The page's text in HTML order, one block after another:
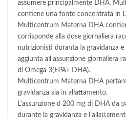
assumere principalmente DHA.
contiene una fonte concentrata in
Multicentrum Materna DHA
corrisponde alla dose giornaliera
nutrizionisti duranta la gravidanza
aggiunta all'assunzione giornaliera
di Omega 3(EPA+ DHA).
Multicentrum Materna DHA
gravidanza sia in allattamento.
L'assunzione d 200 mg di DHA da
durante la gravidanza e